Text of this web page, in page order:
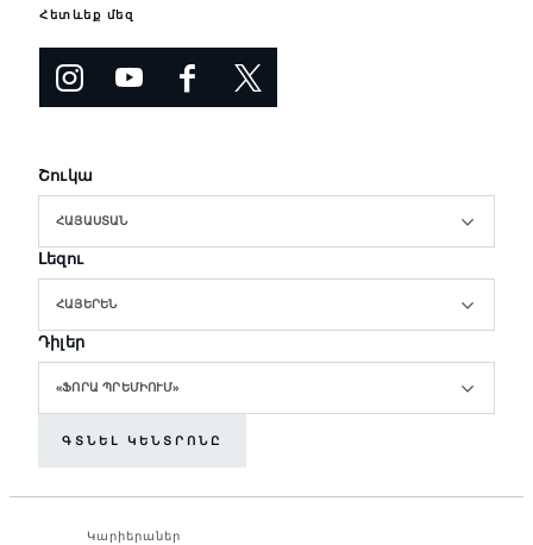
Հետևեք մեզ
Շուկա
ՀԱՅԱՍՏԱՆ
Լեզու
ՀԱՅԵՐԵՆ
Դիլեր
«ՖՈՐԱ ՊՐԵՄԻՈՒՄ»
ԳՏՆԵԼ ԿԵՆՏՐՈՆԸ
Կարիերաներ